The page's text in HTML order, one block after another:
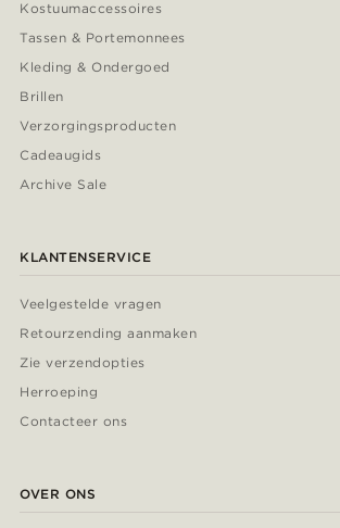
Kostuumaccessoires
Tassen & Portemonnees
Kleding & Ondergoed
Brillen
Verzorgingsproducten
Cadeaugids
Archive Sale
KLANTENSERVICE
Veelgestelde vragen
Retourzending aanmaken
Zie verzendopties
Herroeping
Contacteer ons
OVER ONS